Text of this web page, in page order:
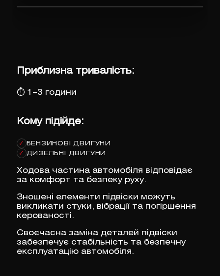
Приблизна тривалість:
⏱ 1–3 години
Кому підійде:
✓ БЕНЗИНОВІ ДВИГУНИ
✓ ДИЗЕЛЬНІ ДВИГУНИ
Ходова частина автомобіля відповідає
за комфорт та безпеку руху.
Зношені елементи підвіски можуть
викликати стуки, вібрації та погіршення
керованості.
Своєчасна заміна деталей підвіски
забезпечує стабільність та безпечну
експлуатацію автомобіля.